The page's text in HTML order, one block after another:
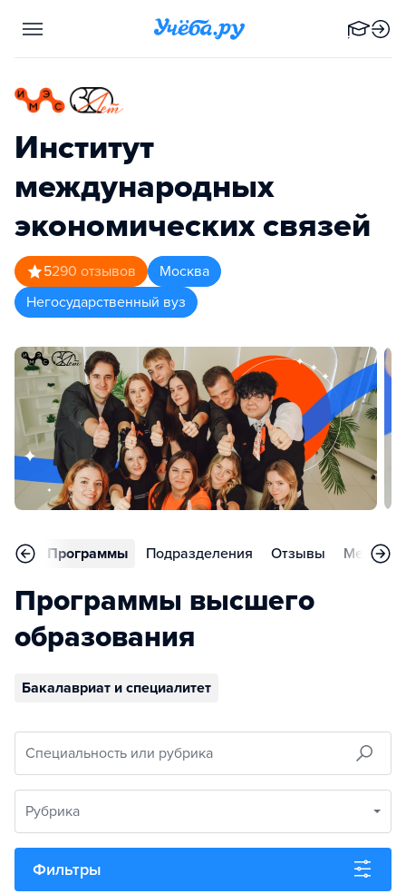
Институт
международных
экономических связей
5290 отзывов
Москва
Негосударственный вуз
Программы Подразделения Отзывы
Программы высшего
образования
Бакалавриат и специалитет
Специальность или рубрика
Рубрика
Фильтры